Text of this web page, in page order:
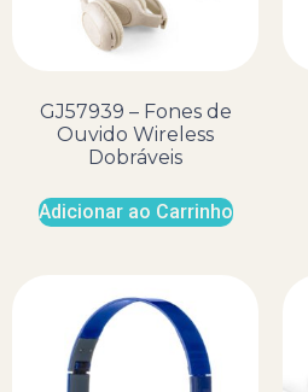
GJ57939 – Fones de
Ouvido Wireless
Dobráveis
Adicionar ao Carrinho